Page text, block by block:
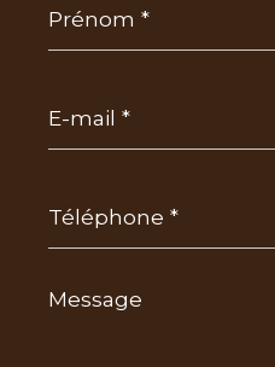
mail
*
*
Message
*